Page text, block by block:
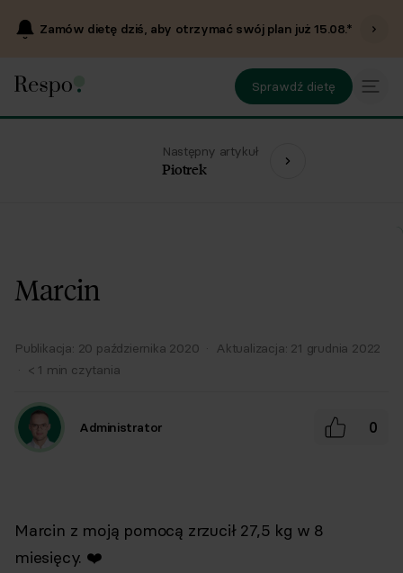
Zamów dietę dziś, aby otrzymać swój plan już15.08.*
Sprawdź dietę
Następny artykuł
Piotrek
Marcin
Publikacja: 20 października 2020 · Aktualizacja: 21 grudnia 2022
· < 1 min czytania
Administrator 0
Marcin z moją pomocą zrzucił 27,5 kg w 8
miesięcy. ❤️⁣